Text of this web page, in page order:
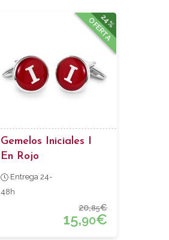
24%
OFERTA
Gemelos Iniciales I
En Rojo
Entrega 24-
48h
20,85€
15,90€